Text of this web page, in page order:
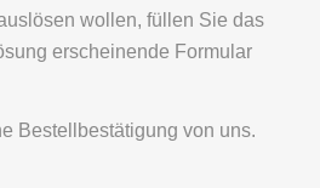
wollen, füllen Sie das
erscheinende Formular
Bestellbestätigung von uns.